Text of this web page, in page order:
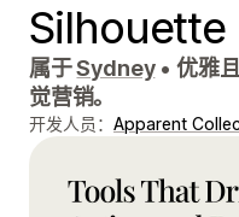
Silhouette
属于Sydney • 优雅
觉营销。
开发人员： Apparent